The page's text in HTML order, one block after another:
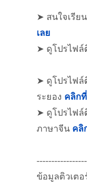
➤ สนใจเรีย
เลย
➤ ดูโปรไฟล์
➤ ดูโปรไฟล์
ระยอง คลิก
➤ ดูโปรไฟล์
ภาษาจีน คลิ
ข้อมูลติวเตอ